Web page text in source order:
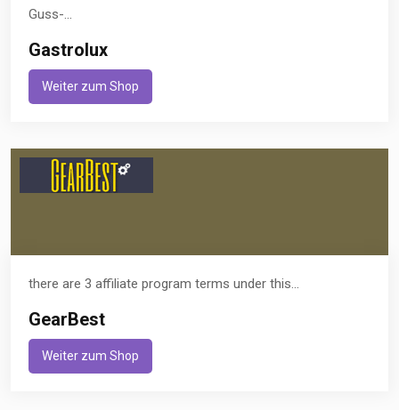
Guss-...
Gastrolux
Weiter zum Shop
there are 3 affiliate program terms under this...
GearBest
Weiter zum Shop